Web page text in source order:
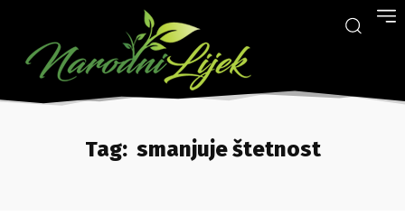
Tag: smanjuje štetnost